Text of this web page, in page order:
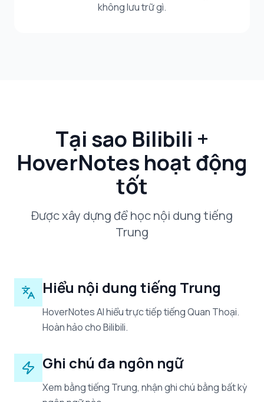
không lưu trữ gì.
Tại sao Bilibili +
HoverNotes hoạt động
tốt
Được xây dựng để học nội dung tiếng
Trung
Hiểu nội dung tiếng Trung
HoverNotes AI hiểu trực tiếp tiếng Quan Thoại.
Hoàn hảo cho Bilibili.
Ghi chú đa ngôn ngữ
Xem bằng tiếng Trung, nhận ghi chú bằng bất kỳ